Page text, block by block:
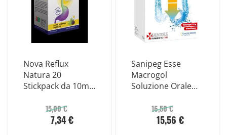
Nova Reflux
Natura 20
Stickpack da 10ml
Aggiunti Glutine e
Lattosio
15,00 €
7,34 €
Sanipeg Esse
Macrogol
Soluzione Orale
Bustine da 20ml
Globuli
16,50 €
15,56 €